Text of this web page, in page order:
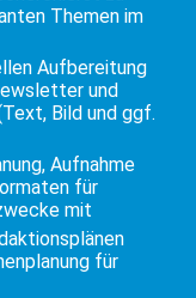
Themen im
Aufbereitung
und
Bild und ggf.
Aufnahme
für
mit
für